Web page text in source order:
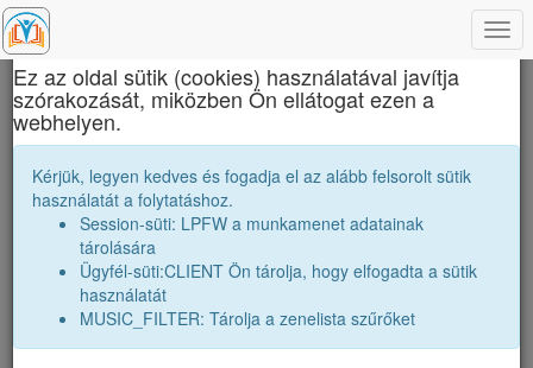
Edmond Nicolau Műszaki Főiskola
Barátaink
Névsor bővítése jó baráttal
Vendégek száma:0
...
×
Ez az oldal sütik (cookies) használatával javítja
szórakozását, miközben Ön ellátogat ezen a
webhelyen.
Kérjük, legyen kedves és fogadja el az alább felsorolt sütik
használatát a folytatáshoz.
Session-süti: LPFW a munkamenet adatainak
tárolására
Ügyfél-süti:CLIENT Ön tárolja, hogy elfogadta a sütik
használatát
MUSIC_FILTER: Tárolja a zenelista szűrőket